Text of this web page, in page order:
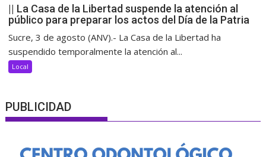
|| La Casa de la Libertad suspende la atención al
público para preparar los actos del Día de la Patria
Sucre, 3 de agosto (ANV).- La Casa de la Libertad ha
suspendido temporalmente la atención al...
Local
PUBLICIDAD